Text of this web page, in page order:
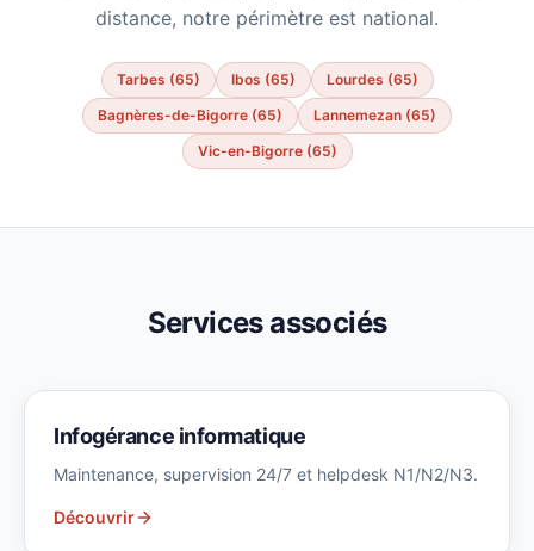
distance, notre périmètre est national.
Tarbes (65) Ibos (65)
Lourdes (65)
Bagnères-de-Bigorre (65)
Lannemezan (65)
Vic-en-Bigorre (65)
Services associés
Infogérance informatique
Maintenance, supervision 24/7 et helpdesk N1/N2/N3.
Découvrir